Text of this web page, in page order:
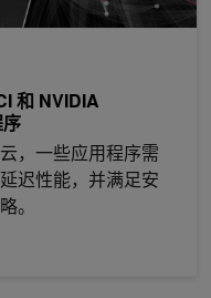
和 NVIDIA
，一些应用程序需
迟性能，并满足安
。